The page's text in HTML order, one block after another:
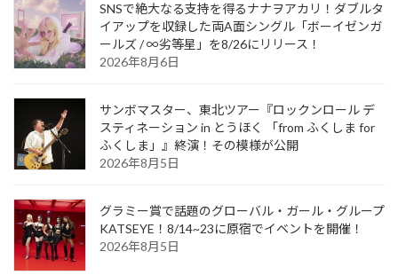
SNSで絶大なる支持を得るナナヲアカリ！ダブルタ
イアップを収録した両A面シングル「ボーイゼンガ
ールズ / ∞劣等星」を8/26にリリース！
2026年8月6日
サンボマスター、東北ツアー『ロックンロール デ
スティネーション in とうほく 「from ふくしま for
ふくしま」』終演！その模様が公開
2026年8月5日
グラミー賞で話題のグローバル・ガール・グループ
KATSEYE！8/14~23に原宿でイベントを開催！
2026年8月5日